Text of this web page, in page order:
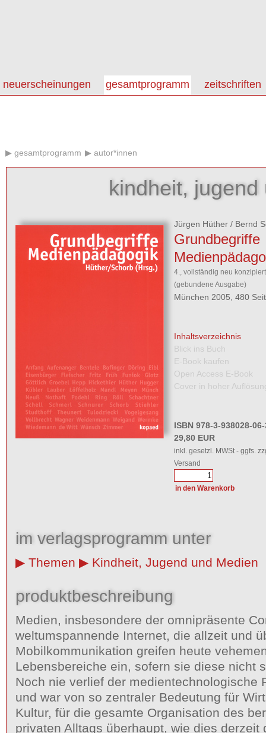
neuerscheinungen gesamtprogramm zeitschriften
gesamtprogramm autor*innen
kindheit, jugend
Jürgen Hüther/ Bernd
Grundbegriffe
4., vollständig neu
(gebundene Ausgabe)
München 2005, 480
Inhaltsverzeichnis
Blick ins Buch
E-Book kaufen
Open Access E-Book
Cover in hoher
ISBN 978-3-938028-
29,80 EUR
inkl. gesetzl. MWSt - ggfs.
Versand
im verlagsprogramm unter
Themen Kindheit, Jugend und Medien
produktbeschreibung
Medien, insbesondere der omnipräsente
weltumspannende Internet, die allzeit und
Mobilkommunikation greifen heute
Lebensbereiche ein, sofern sie diese nicht
Noch nie verlief der medientechnologische
und war von so zentraler Bedeutung für
Kultur, für die gesamte Organisation des
privaten Alltags überhaupt, wie dies derzeit